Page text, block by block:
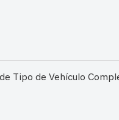
Tipo de Vehículo